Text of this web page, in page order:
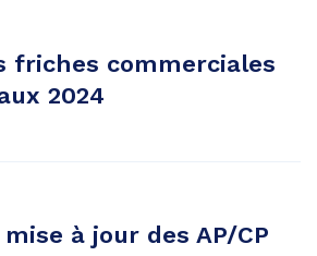
friches commerciales
2024
à jour des AP/CP